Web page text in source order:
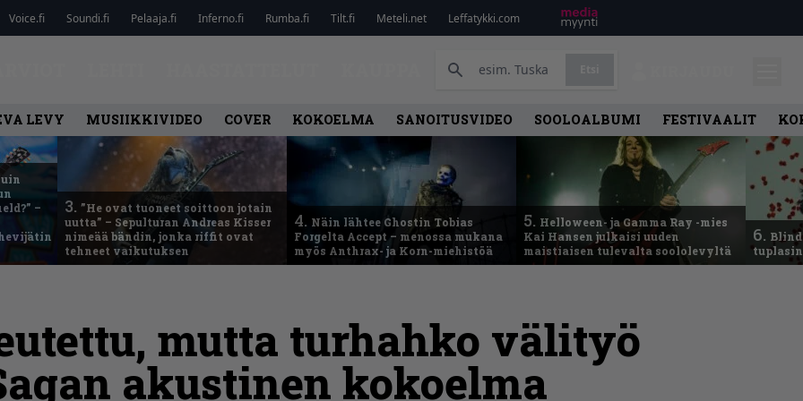
Voice.fi Soundi.fi Pelaaja.fi Inferno.fi Rumba.fi Tilt.fi Meteli.net Leffatykki.com
LEVY MUSIIKKIVIDEO COVER KOKOELMA SANOITUSVIDEO SOOLOALBUMI FESTIVAALIT
–
3. ”He ovat tuoneet soittoon jotain
uutta” – Sepulturan Andreas Kisser
nimeää bändin, jonka riffit ovat
tehneet vaikutuksen
4. Näin lähtee Ghostin Tobias
Forgelta Accept – menossa mukana
myös Anthrax- ja Korn-miehistöä
5. Helloween- ja Gamma Ray -mies
Kai Hansen julkaisi uuden
maistiaisen tulevalta soololevyltä
6.
mutta turhahko välityö
akustinen kokoelma